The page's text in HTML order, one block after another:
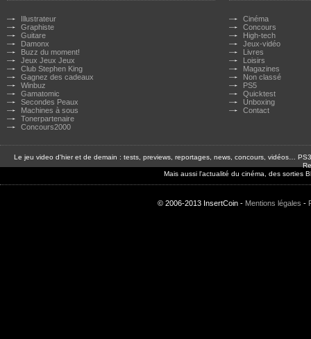
Illustrateur
Graphiste
Guitare
Damonx
Buzz du moment!
Jeux Jeux Jeux
Club Stephen King
Gagnez des cadeaux
Winbuz
Gamatomic
Secondes Peaux
Machines à sous
Tonerpartenaire
Concours2000
Cinéma
Concours
High-tech
Jeux-vidéo
Livres
Loisirs
Magazines
Non classé
PS5
Quicktest
Unboxing
Contact
Le jeu video d'hier et de demain : tests, previews, reportages, news, concours, vidéos…
Mais aussi l'actualité du cinéma, des sorties
© 2006-2013 InsertCoin - Mentions légales -